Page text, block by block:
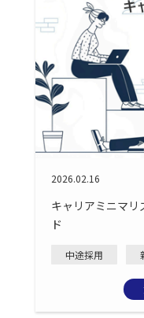
2026.02.16
キャリアミニマリ
ド
中途採用